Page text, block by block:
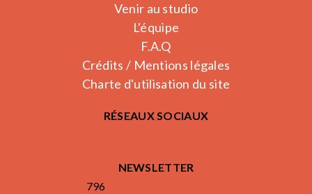
Venir au studio
L'équipe
F.A.Q
Crédits / Mentions légales
Charte d'utilisation du site
RÉSEAUX SOCIAUX
NEWSLETTER
796